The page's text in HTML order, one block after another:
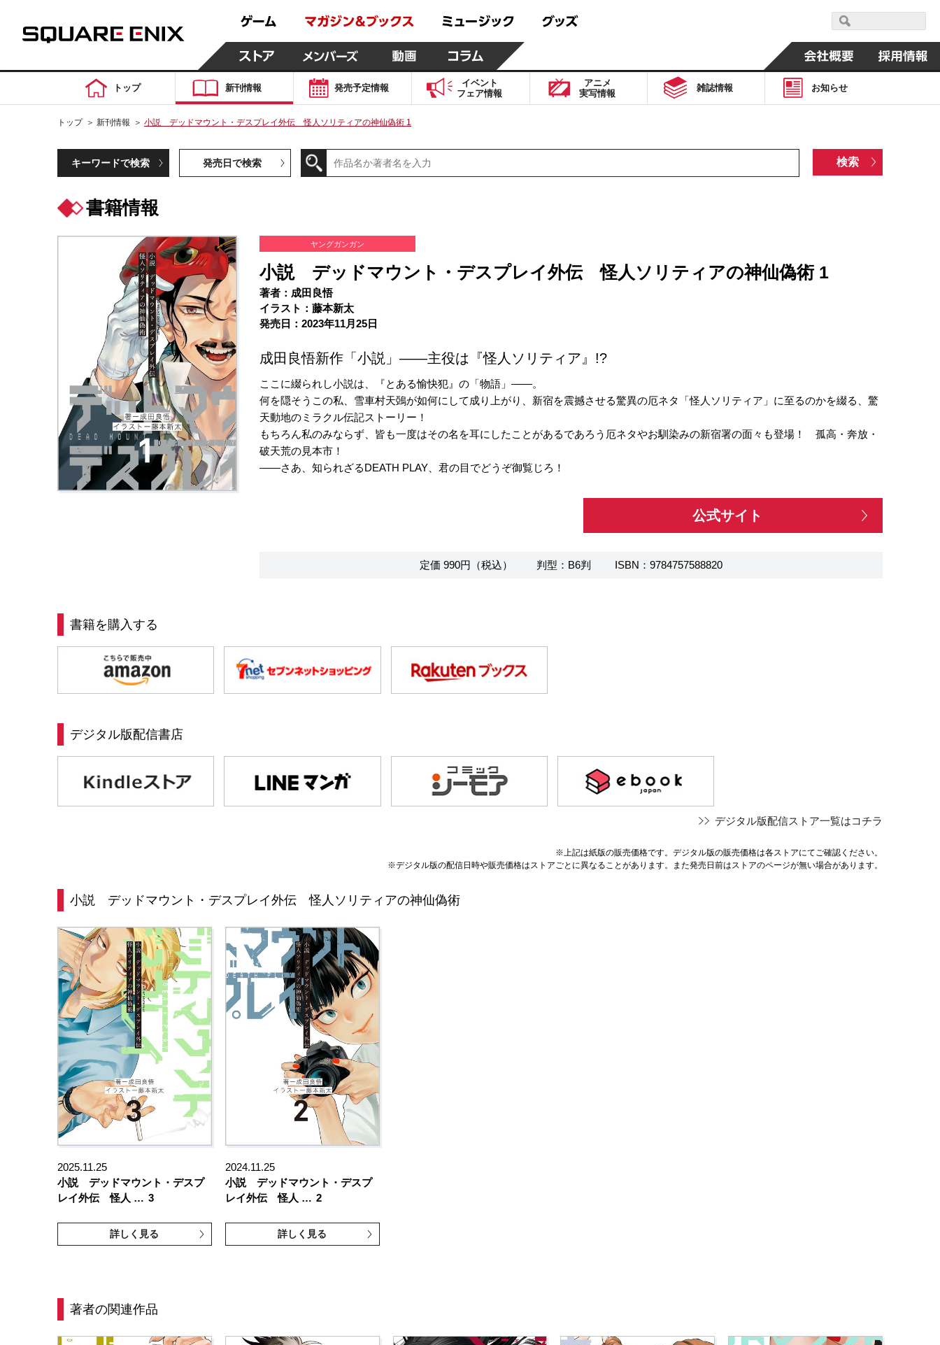
トップ 新刊情報 発売予定情報
イベント
フェア情報
アニメ
実写情報
雑誌情報 お知らせ
トップ ＞ 新刊情報 ＞ 小説 デッドマウント・デスプレイ外伝 怪人ソリティアの神仙偽術 1
キーワードで検索 発売日で検索
書籍情報
ヤングガンガン
小説 デッドマウント・デスプレイ外伝 怪人ソリティアの神仙偽術 1
著者：成田良悟
イラスト：藤本新太
発売日：2023年11月25日
成田良悟新作「小説」――主役は『怪人ソリティア』!?
ここに綴られし小説は、『とある愉快犯』の「物語」――。
何を隠そうこの私、雪車村天鵶が如何にして成り上がり、新宿を震撼させる驚異の厄ネタ「怪人ソリティア」に至るのかを綴る、驚
天動地のミラクル伝記ストーリー！
もちろん私のみならず、皆も一度はその名を耳にしたことがあるであろう厄ネタやお馴染みの新宿署の面々も登場！ 孤高・奔放・
破天荒の見本市！
――さあ、知られざるDEATH PLAY、君の目でどうぞ御覧じろ！
公式サイト
定価 990円（税込） 判型：B6判 ISBN：9784757588820
書籍を購入する
デジタル版配信書店
デジタル版配信ストア一覧はコチラ
※上記は紙版の販売価格です。デジタル版の販売価格は各ストアにてご確認ください。
※デジタル版の配信日時や販売価格はストアごとに異なることがあります。また発売日前はストアのページが無い場合があります。
小説 デッドマウント・デスプレイ外伝 怪人ソリティアの神仙偽術
2025.11.25
小説 デッドマウント・デスプ
レイ外伝 怪人 … 3
詳しく見る
2024.11.25
小説 デッドマウント・デスプ
レイ外伝 怪人 … 2
詳しく見る
著者の関連作品